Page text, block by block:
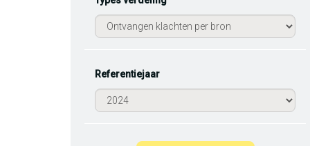
Referentiejaar